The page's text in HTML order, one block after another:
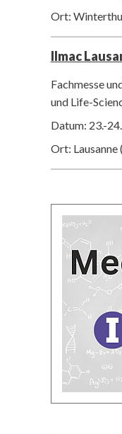
Ort:
Ilmac
Fachmesse
und Life-
Datum: 23.-
Ort: Lausanne